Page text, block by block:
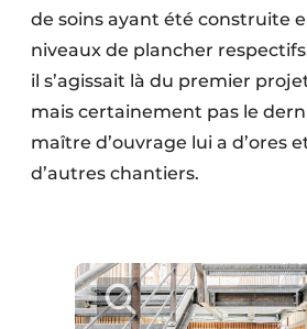
de soins ayant été construite
niveaux de plancher
il s’agissait là du premier
mais certainement pas le
maître d’ouvrage lui a d’ores
d’autres chantiers.